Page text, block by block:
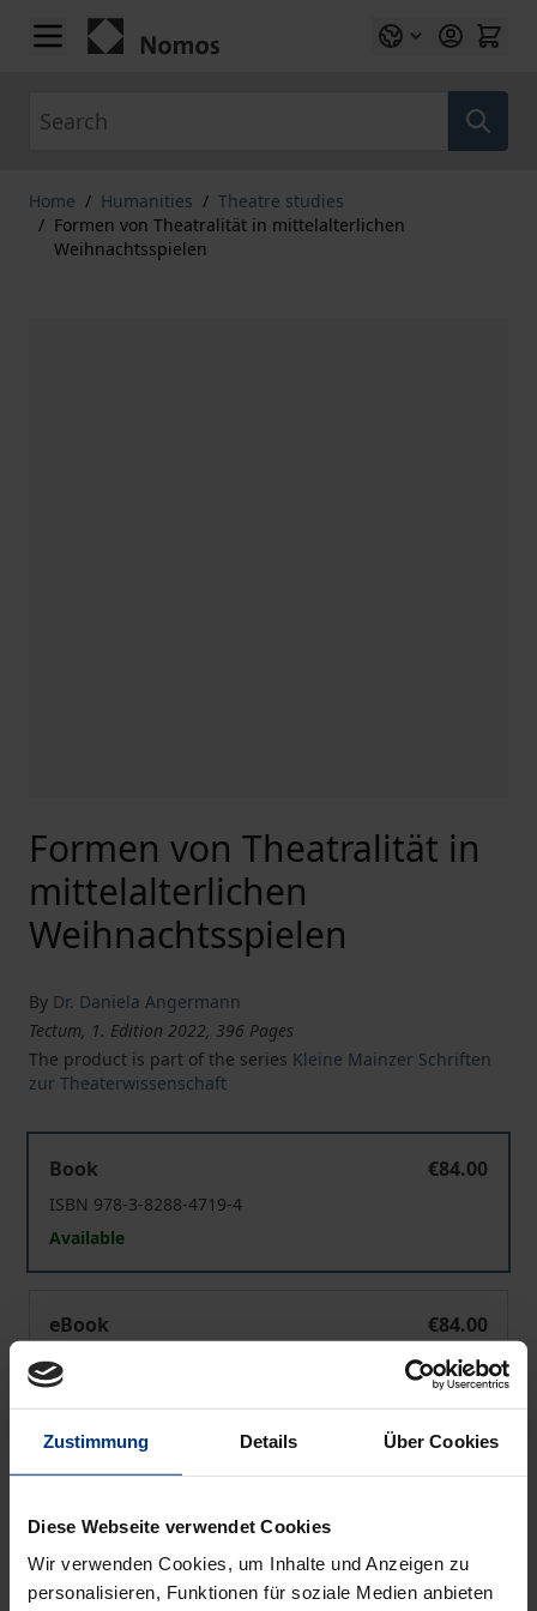
Zustimmung Details Über Cookies
Diese Webseite verwendet Cookies
Wir verwenden Cookies, um Inhalte und Anzeigen zu
personalisieren, Funktionen für soziale Medien anbieten
Skip to Content
Home / Humanities / Theatre studies
/ Formen von Theatralität in mittelalterlichen
Weihnachtsspielen
Formen von Theatralität in
mittelalterlichen
Weihnachtsspielen
By Dr. Daniela Angermann
Tectum, 1. Edition 2022, 396 Pages
The product is part of the series Kleine Mainzer Schriften
zur Theaterwissenschaft
Book
€84.00
ISBN 978-3-8288-4719-4
Available
eBook
€84.00
ISBN 978-3-8288-7813-6
Available
Prices include VAT. Depending on the delivery address, VAT
Add to Cart